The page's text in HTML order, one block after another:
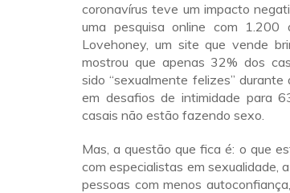
coronavírus teve um impacto
uma pesquisa online com 1.200
Lovehoney, um site que vende
mostrou que apenas 32% dos
sido “sexualmente felizes”
em desafios de intimidade para
casais não estão fazendo sexo.
Mas, a questão que fica é: o que
com especialistas em sexualidade,
pessoas com menos